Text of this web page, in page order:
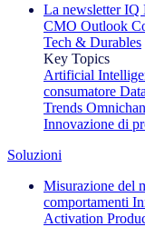
La newsletter
CMO Outlook
Tech & Durables
Key Topics
Artificial
consumatore
Trends
Innovazione di
Soluzioni
Misurazione del
comportamenti
Activation